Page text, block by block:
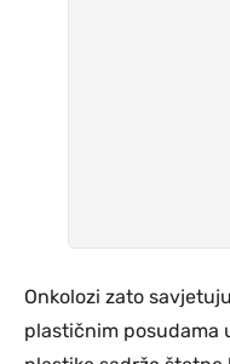
Onkolozi zato
plastičnim posudama